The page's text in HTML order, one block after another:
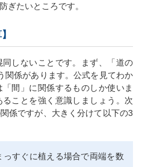
ぎたいところです。
しないことです。まず、「道の
関係があります。公式を見てわか
間」に関係するものしか使いま
ことを強く意識しましょう。次
係ですが、大きく分けて以下の3
すぐに植える場合で両端を数